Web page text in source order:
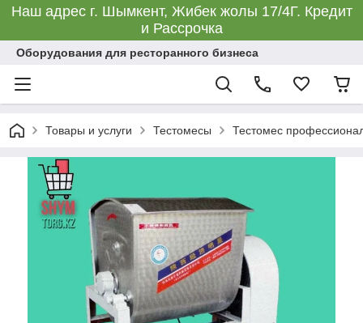
Наш адрес г. Шымкент, Жибек жолы 17/4Г. Кредит
и Рассрочка
Оборудования для ресторанного бизнеса
Товары и услуги Тестомесы Тестомес